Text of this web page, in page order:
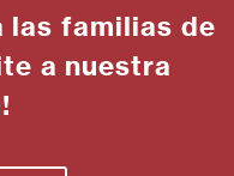
las familias de
a nuestra